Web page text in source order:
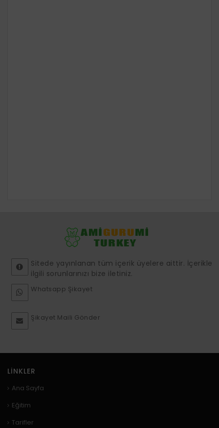
Sitede yayınlanan tüm içerik üyelere aittir. İçerikle
ilgili sorunlarınızı bize iletiniz.
Whatsapp Şikayet
Şikayet Maili Gönder
LINKLER
Ana Sayfa
Eğitim
Tarifler